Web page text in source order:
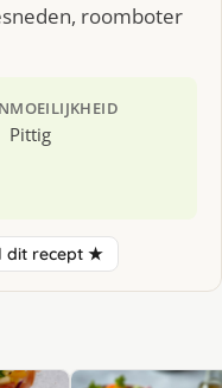
roomboter
MOEILIJKHEID
Pittig
dit recept ★